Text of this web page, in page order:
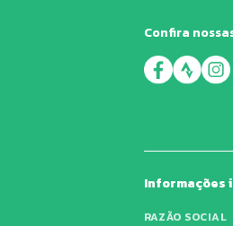
Confira
Informações
RAZÃO SOCIAL